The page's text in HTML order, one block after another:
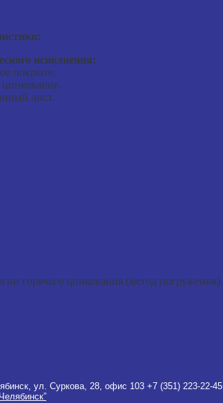
исполнения:
покрыте.
цинкование.
лист.
горячего цинкования (метод погружения).
ул. Суркова, 28, офис 103 +7 (351) 223-22-45